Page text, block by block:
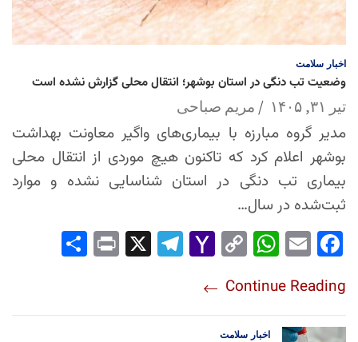
اخبار سلامت
وضعیت تب دنگی در استان بوشهر؛ انتقال محلی گزارش نشده است
تیر ۳۱, ۱۴۰۵ مریم صباحی
مدیر گروه مبارزه با بیماری‌های واگیر معاونت بهداشت
بوشهر اعلام کرد که تاکنون هیچ موردی از انتقال محلی
بیماری تب دنگی در استان شناسایی نشده و موارد
ثبت‌شده در سال…
Fac
ok
Em
Wh
Ap
p
Co
Lin
k
Yah
l
Tel
Pri
Continue Reading
اخبار سلامت